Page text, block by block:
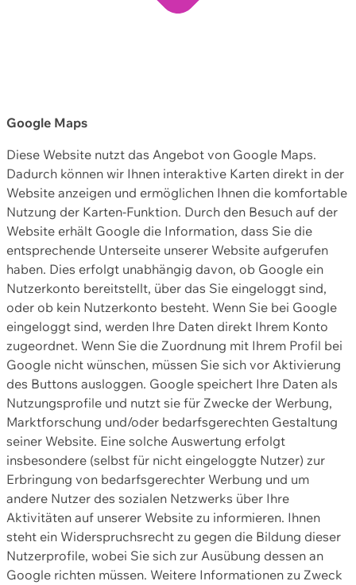
Google Maps
Diese Website nutzt das Angebot von Google Maps.
Dadurch können wir Ihnen interaktive Karten direkt in der
Website anzeigen und ermöglichen Ihnen die komfortable
Nutzung der Karten-Funktion. Durch den Besuch auf der
Website erhält Google die Information, dass Sie die
entsprechende Unterseite unserer Website aufgerufen
haben. Dies erfolgt unabhängig davon, ob Google ein
Nutzerkonto bereitstellt, über das Sie eingeloggt sind,
oder ob kein Nutzerkonto besteht. Wenn Sie bei Google
eingeloggt sind, werden Ihre Daten direkt Ihrem Konto
zugeordnet. Wenn Sie die Zuordnung mit Ihrem Profil bei
Google nicht wünschen, müssen Sie sich vor Aktivierung
des Buttons ausloggen. Google speichert Ihre Daten als
Nutzungsprofile und nutzt sie für Zwecke der Werbung,
Marktforschung und/oder bedarfsgerechten Gestaltung
seiner Website. Eine solche Auswertung erfolgt
insbesondere (selbst für nicht eingeloggte Nutzer) zur
Erbringung von bedarfsgerechter Werbung und um
andere Nutzer des sozialen Netzwerks über Ihre
Aktivitäten auf unserer Website zu informieren. Ihnen
steht ein Widerspruchsrecht zu gegen die Bildung dieser
Nutzerprofile, wobei Sie sich zur Ausübung dessen an
Google richten müssen. Weitere Informationen zu Zweck